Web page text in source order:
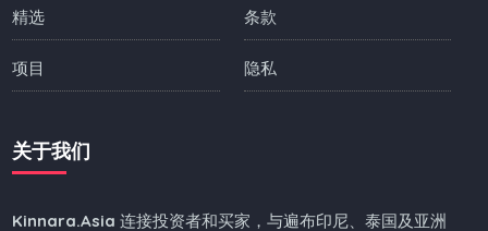
精选
项目
条款
隐私
关于我们
Kinnara.Asia 连接投资者和买家，与遍布印尼、泰国及亚洲